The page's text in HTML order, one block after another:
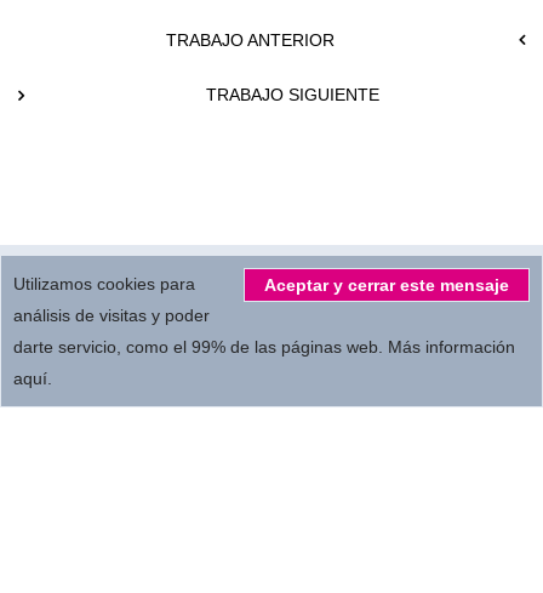
TRABAJO ANTERIOR
TRABAJO SIGUIENTE
All Rights reserved byMBC Servicios Audiovisuales S.L.
Aceptar y cerrar este mensaje
Utilizamos cookies para
análisis de visitas y poder
darte servicio, como el 99% de las páginas web. Más información
aquí